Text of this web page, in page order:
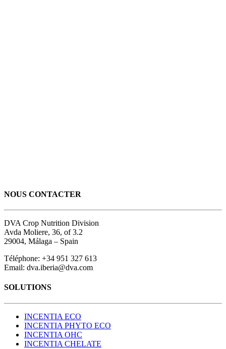
NOUS CONTACTER
DVA Crop Nutrition Division
Avda Moliere, 36, of 3.2
29004, Málaga – Spain
Téléphone: +34 951 327 613
Email: dva.iberia@dva.com
SOLUTIONS
INCENTIA ECO
INCENTIA PHYTO ECO
INCENTIA OHC
INCENTIA CHELATE